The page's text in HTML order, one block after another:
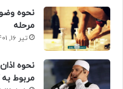
نحوه
مرحله
تیر 16, 1401
نحوه
مربوط